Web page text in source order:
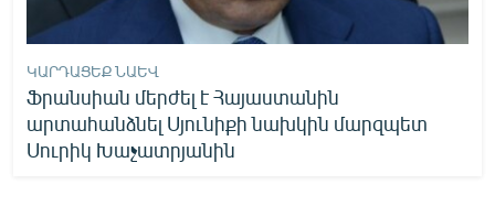
ԿԱՐԴԱՑԵՔ ՆԱԵՎ
Ֆրանսիան մերժել է Հայաստանին
արտահանձնել Սյունիքի նախկին մարզպետ
Սուրիկ Խաչատրյանին